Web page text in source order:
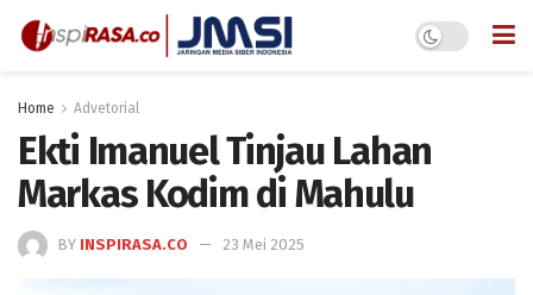
Home Advetorial
Ekti Imanuel Tinjau Lahan
Markas Kodim di Mahulu
BY INSPIRASA.CO 23 Mei 2025